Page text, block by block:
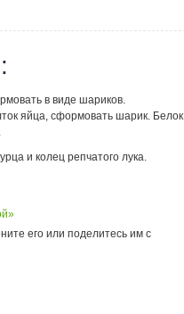
в виде шариков.
яйца, сформовать шарик. Белок
и колец репчатого лука.
его или поделитесь им с